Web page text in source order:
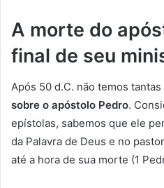
A morte do
final de seu
Após 50 d.C. não temos tantas
sobre o apóstolo Pedro.
epístolas, sabemos que ele
da Palavra de Deus e no
até a hora de sua morte (1